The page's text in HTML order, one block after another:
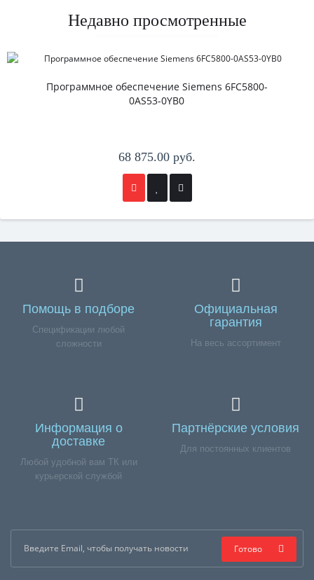
Недавно просмотренные
Программное обеспечение Siemens 6FC5800-
0AS53-0YB0
68 875.00 руб.
Помощь в подборе
Спецификации любой
сложности
Официальная
гарантия
На весь ассортимент
Информация о
доставке
Любой удобной вам ТК или
курьерской службой
Партнёрские условия
Для постоянных клиентов
Готово